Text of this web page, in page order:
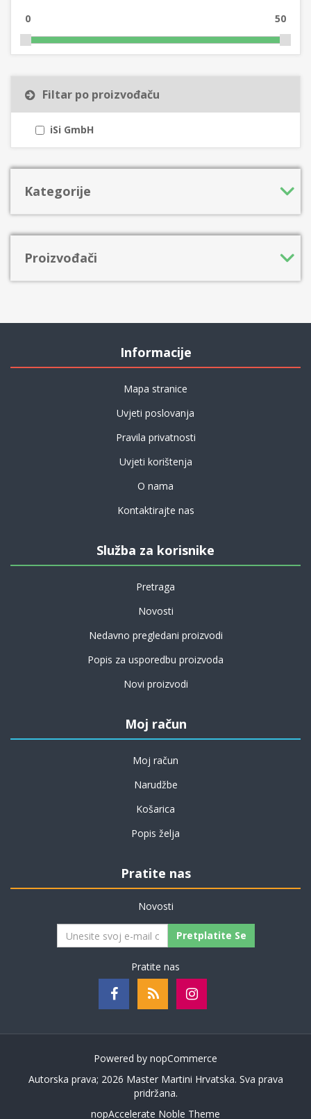
0 50
Filtar po proizvođaču
iSi GmbH
Kategorije
Proizvođači
Informacije
Mapa stranice
Uvjeti poslovanja
Pravila privatnosti
Uvjeti korištenja
O nama
Kontaktirajte nas
Služba za korisnike
Pretraga
Novosti
Nedavno pregledani proizvodi
Popis za usporedbu proizvoda
Novi proizvodi
Moj račun
Moj račun
Narudžbe
Košarica
Popis želja
Pratite nas
Novosti
Pretplatite Se
Pratite nas
Powered by nopCommerce
Autorska prava; 2026 Master Martini Hrvatska. Sva prava
pridržana.
nopAccelerate Noble Theme